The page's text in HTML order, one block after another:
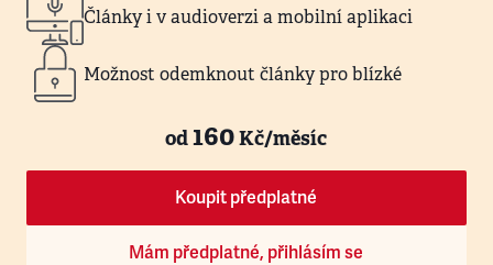
Články i v audioverzi a mobilní aplikaci
Možnost odemknout články pro blízké
od160Kč/měsíc
Koupit předplatné
Mám předplatné, přihlásím se